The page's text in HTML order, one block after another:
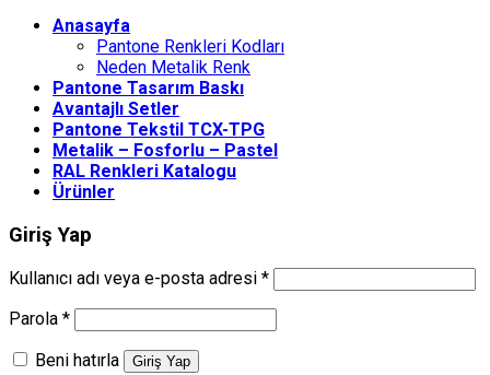
Anasayfa
Pantone Renkleri Kodları
Neden Metalik Renk
Pantone Tasarım Baskı
Avantajlı Setler
Pantone Tekstil TCX-TPG
Metalik – Fosforlu – Pastel
RAL Renkleri Katalogu
Ürünler
Giriş Yap
Kullanıcı adı veya e-posta adresi *
Parola *
Beni hatırla
Giriş Yap